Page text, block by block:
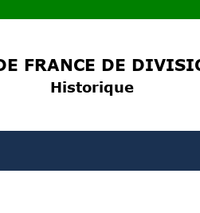
FRANCE DE
Historique